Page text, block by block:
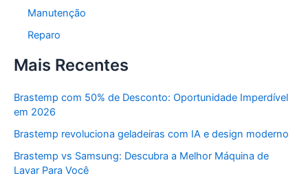
Manutenção
Reparo
Mais Recentes
Brastemp com 50% de Desconto: Oportunidade Imperdível
em 2026
Brastemp revoluciona geladeiras com IA e design moderno
Brastemp vs Samsung: Descubra a Melhor Máquina de
Lavar Para Você